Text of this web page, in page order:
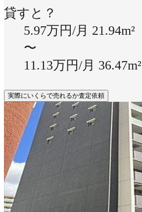
貸すと？
5.97万円/月 21.94m²
〜
11.13万円/月 36.47m²
実際にいくらで売れるか査定依頼